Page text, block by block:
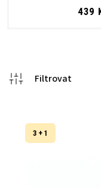
439
3 + 1